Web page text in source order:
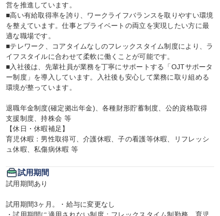
営を推進しています。
■高い有給取得率を誇り、ワークライフバランスを取りやすい環境
を整えています。仕事とプライベートの両立を実現したい方に最
適な職場です。
■テレワーク、コアタイムなしのフレックスタイム制度により、ラ
イフスタイルに合わせて柔軟に働くことが可能です。
■入社後は、先輩社員が業務を丁寧にサポートする「OJTサポータ
ー制度」を導入しています。入社後も安心して業務に取り組める
環境が整っています。
退職年金制度(確定拠出年金)、各種財形貯蓄制度、公的資格取得
支援制度、持株会 等
【休日・休暇補足】
育児休暇：男性取得可、介護休暇、子の看護等休暇、リフレッシ
ュ休暇、私傷病休暇 等
試用期間
試用期間あり
試用期間3ヶ月。・給与に変更なし